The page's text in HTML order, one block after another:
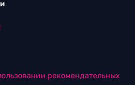
рекомендательных